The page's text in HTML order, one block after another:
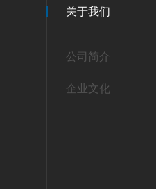
关于我们
公司简介
企业文化